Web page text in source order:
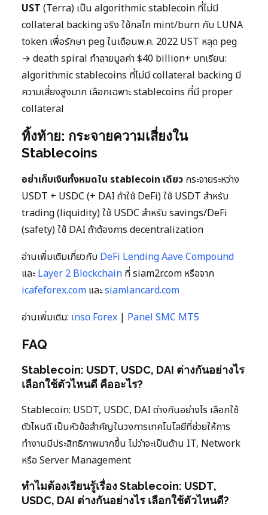
UST (Terra) เป็น algorithmic stablecoin ที่ไม่มี
collateral backing จริง ใช้กลไก mint/burn กับ LUNA
token เพื่อรักษา peg ในเดือนพ.ค. 2022 UST หลุด peg
→ death spiral ทำลายมูลค่า $40 billion+ บทเรียน:
algorithmic stablecoins ที่ไม่มี collateral backing มี
ความเสี่ยงสูงมาก เลือกเฉพาะ stablecoins ที่มี proper
collateral
ทิ้งท้าย: กระจายความเสี่ยงใน
Stablecoins
อย่าเก็บเงินทั้งหมดใน stablecoin เดียว กระจายระหว่าง
USDT + USDC (+ DAI ถ้าใช้ DeFi) ใช้ USDT สำหรับ
trading (liquidity) ใช้ USDC สำหรับ savings/DeFi
(safety) ใช้ DAI ถ้าต้องการ decentralization
อ่านเพิ่มเติมเกี่ยวกับ DeFi Lending Aave Compound
และLayer 2 Blockchain ที่ siam2r.com หรือจาก
icafeforex.com และsiamlancard.com
อ่านเพิ่มเติม: เทรด Forex | Panel SMC MT5
FAQ
Stablecoin: USDT, USDC, DAI ต่างกันอย่างไร
เลือกใช้ตัวไหนดี คืออะไร?
Stablecoin: USDT, USDC, DAI ต่างกันอย่างไร เลือกใช้
ตัวไหนดี เป็นหัวข้อสำคัญในวงการเทคโนโลยีที่ช่วยให้การ
ทำงานมีประสิทธิภาพมากขึ้น ไม่ว่าจะเป็นด้าน IT, Network
หรือ Server Management
ทำไมต้องเรียนรู้เรื่อง Stablecoin: USDT,
USDC, DAI ต่างกันอย่างไร เลือกใช้ตัวไหนดี?